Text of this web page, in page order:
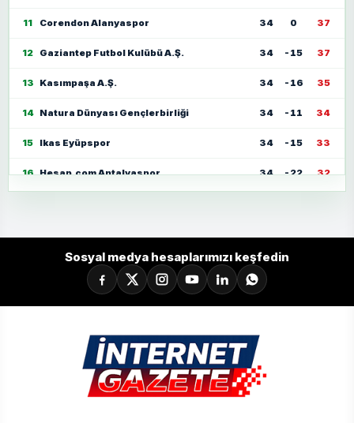
11 Corendon Alanyaspor 34 0 37
12 Gaziantep Futbol Kulübü A.Ş. 34 -15 37
13 Kasımpaşa A.Ş. 34 -16 35
14 Natura Dünyası Gençlerbirliği 34 -11 34
15 Ikas Eyüpspor 34 -15 33
16 Hesap.com Antalyaspor 34 -22 32
Sosyal medya hesaplarımızı keşfedin